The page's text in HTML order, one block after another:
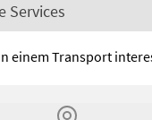
Services
einem Transport